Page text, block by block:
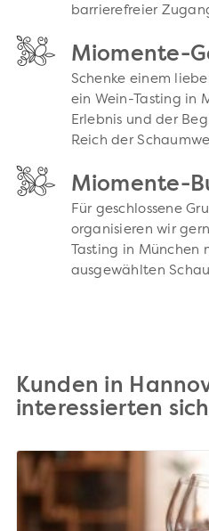
barrierefreier
Miomente-
Schenke einem
ein Wein-Tasting in
Erlebnis und der
Reich der
Miomente-
Für geschlossene
organisieren wir
Tasting in München
ausgewählten
Kunden in
interessierten